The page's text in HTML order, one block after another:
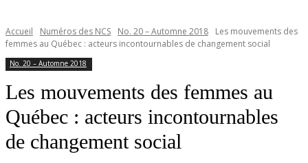
Accueil Numéros des NCS No. 20 – Automne 2018
Les mouvements des
femmes au Québec : acteurs incontournables de changement social
No. 20 – Automne 2018
Les mouvements des femmes au
Québec : acteurs incontournables
de changement social